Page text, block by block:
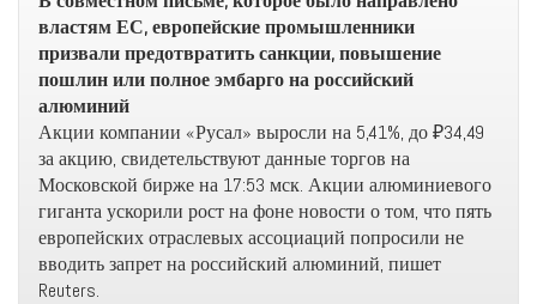
властям ЕС, европейские промышленники
призвали предотвратить санкции, повышение
пошлин или полное эмбарго на российский
алюминий
Акции компании «Русал» выросли на 5,41%, до ₽34,49
за акцию, свидетельствуют данные торгов на
Московской бирже на 17:53 мск. Акции алюминиевого
гиганта ускорили рост на фоне новости о том, что пять
европейских отраслевых ассоциаций попросили не
вводить запрет на российский алюминий, пишет
Reuters.